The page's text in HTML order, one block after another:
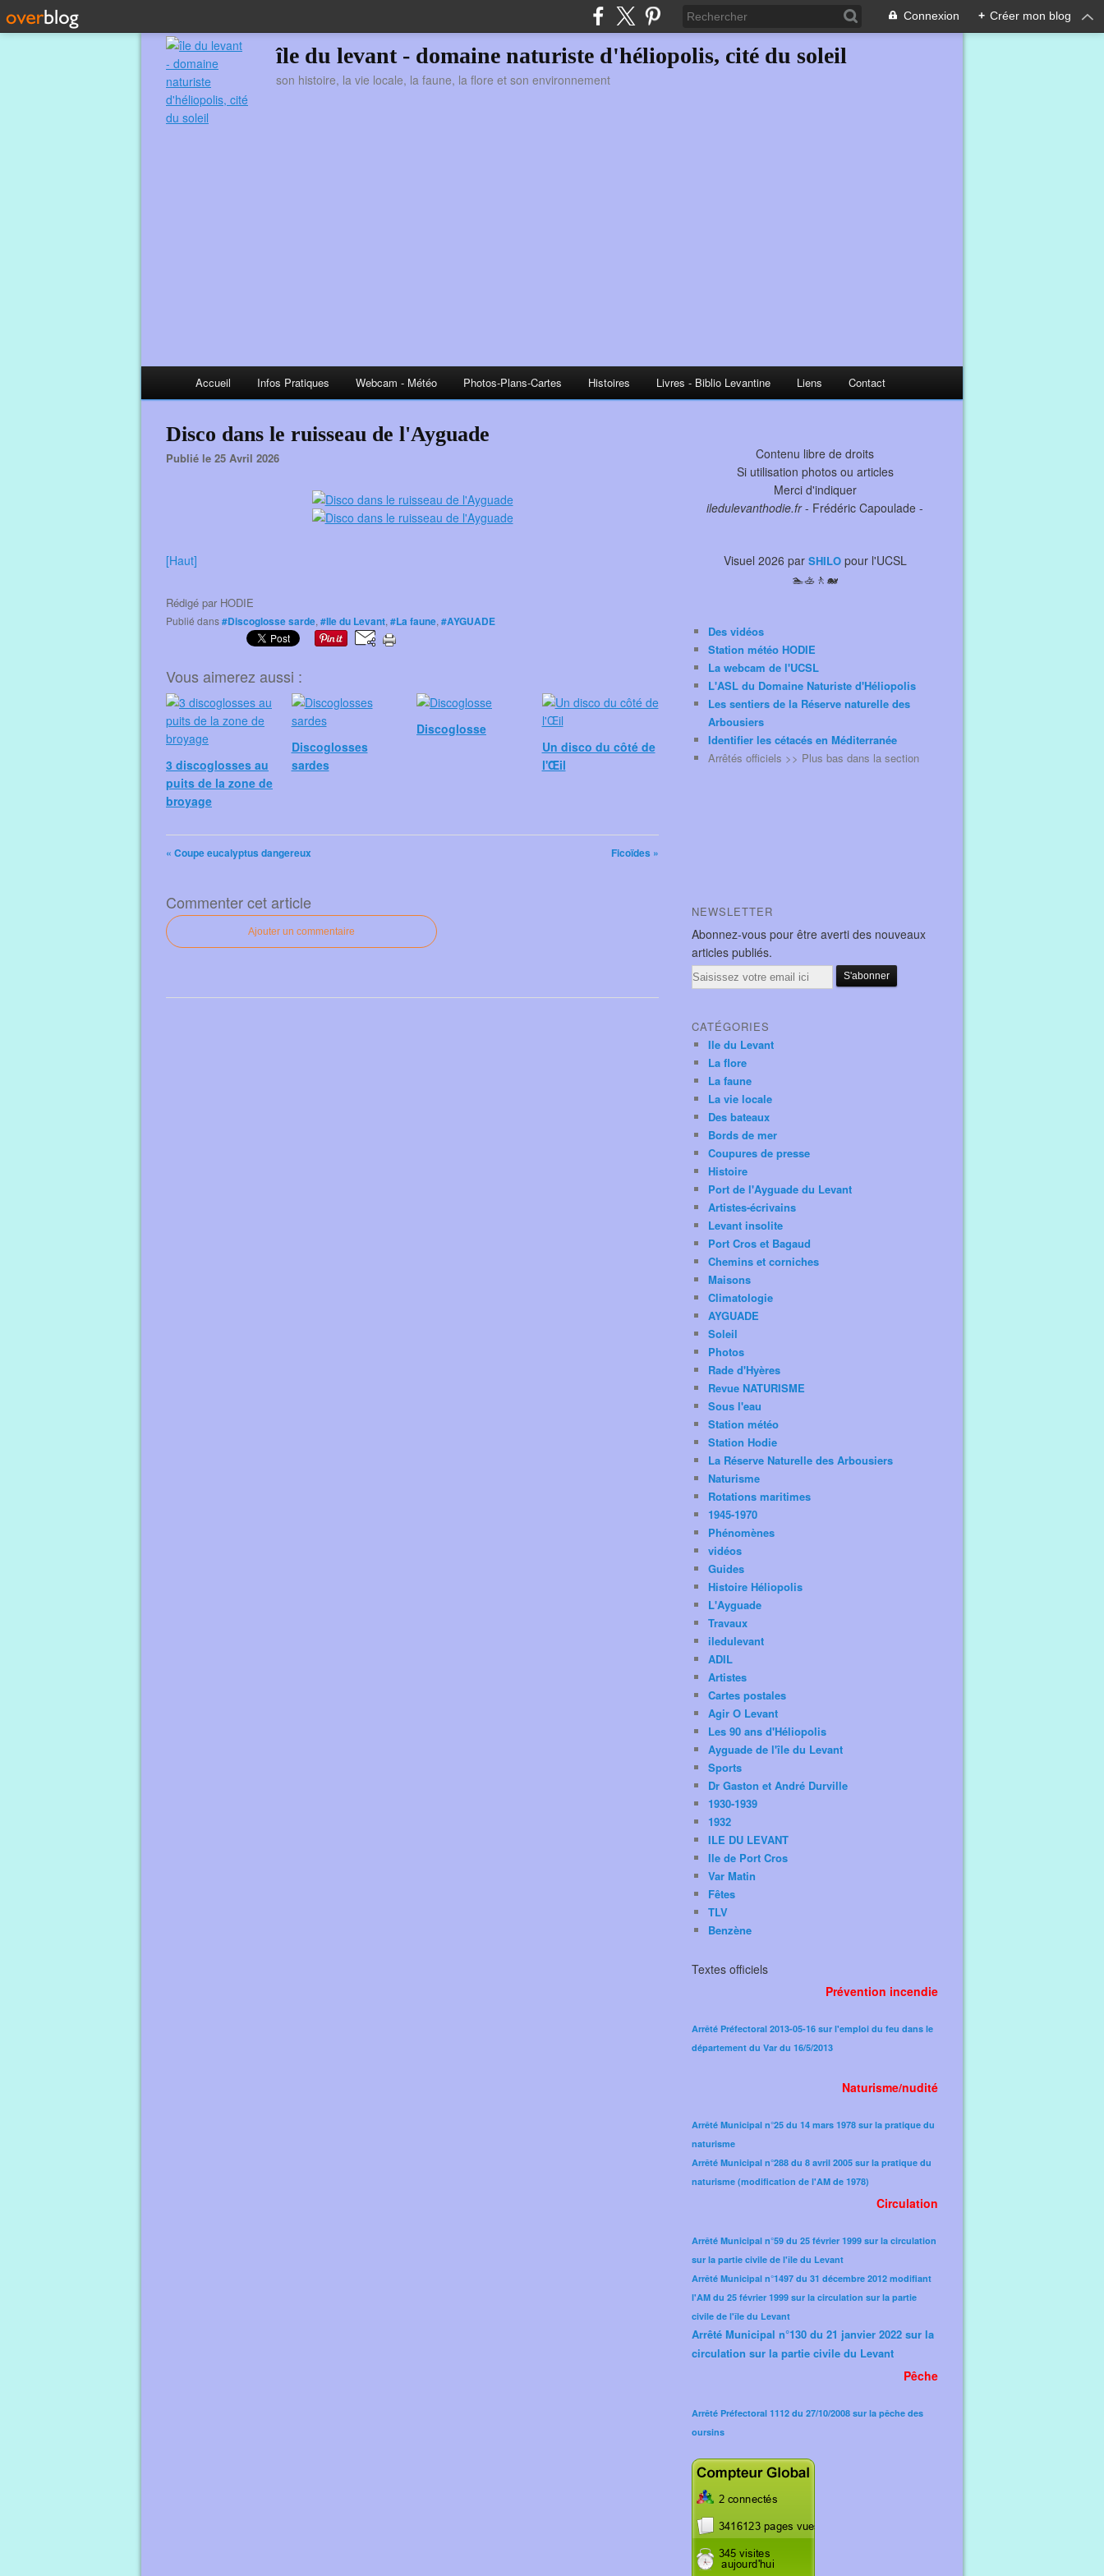
Connexion + Créer mon blog
île du levant - domaine naturiste d'héliopolis, cité du soleil
son histoire, la vie locale, la faune, la flore et son environnement
Accueil Infos Pratiques Webcam - Météo Photos-Plans-Cartes Histoires Livres - Biblio Levantine Liens Contact
Disco dans le ruisseau de l'Ayguade
Publié le 25 Avril 2026
[Haut]
Rédigé par HODIE
Publié dans#Discoglosse sarde, #Ile du Levant, #La faune, #AYGUADE
Vous aimerez aussi :
3 discoglosses au
puits de la zone de
broyage
Discoglosses
sardes
Discoglosse
Un disco du côté de
l'Œil
« Coupe eucalyptus dangereux Ficoïdes »
Commenter cet article
Ajouter un commentaire
Contenu libre de droits
Si utilisation photos ou articles
Merci d'indiquer
iledulevanthodie.fr- Frédéric Capoulade -
Visuel 2026 par SHILOpour l'UCSL
🏊🚣🚶🐋
Des vidéos
Station météo HODIE
La webcam de l'UCSL
L'ASL du Domaine Naturiste d'Héliopolis
Les sentiers de la Réserve naturelle des
Arbousiers
Identifier les cétacés en Méditerranée
Arrêtés officiels >> Plus bas dans la section
NEWSLETTER
Abonnez-vous pour être averti des nouveaux
articles publiés.
Email
CATÉGORIES
Ile du Levant
La flore
La faune
La vie locale
Des bateaux
Bords de mer
Coupures de presse
Histoire
Port de l'Ayguade du Levant
Artistes-écrivains
Levant insolite
Port Cros et Bagaud
Chemins et corniches
Maisons
Climatologie
AYGUADE
Soleil
Photos
Rade d'Hyères
Revue NATURISME
Sous l'eau
Station météo
Station Hodie
La Réserve Naturelle des Arbousiers
Naturisme
Rotations maritimes
1945-1970
Phénomènes
vidéos
Guides
Histoire Héliopolis
L'Ayguade
Travaux
iledulevant
ADIL
Artistes
Cartes postales
Agir O Levant
Les 90 ans d'Héliopolis
Ayguade de l'île du Levant
Sports
Dr Gaston et André Durville
1930-1939
1932
ILE DU LEVANT
Ile de Port Cros
Var Matin
Fêtes
TLV
Benzène
Textes officiels
Prévention incendie
Arrêté Préfectoral 2013-05-16 sur l'emploi du feu dans le
département du Var du 16/5/2013
Naturisme/nudité
Arrêté Municipal n°25 du 14 mars 1978 sur la pratique du
naturisme
Arrêté Municipal n°288 du 8 avril 2005 sur la pratique du
naturisme (modification de l'AM de 1978)​
Circulation
Arrêté Municipal n°59 du 25 février 1999 sur la circulation
sur la partie civile de l'île du Levant
Arrêté Municipal n°1497 du 31 décembre 2012 modifiant
l'AM du 25 février 1999 sur la circulation sur la partie
civile de l'île du Levant
Arrêté Municipal n°130 du 21 janvier 2022 sur la
circulation sur la partie civile du Levant
Pêche
Arrêté Préfectoral 1112 du 27/10/2008 sur la pêche des
oursins